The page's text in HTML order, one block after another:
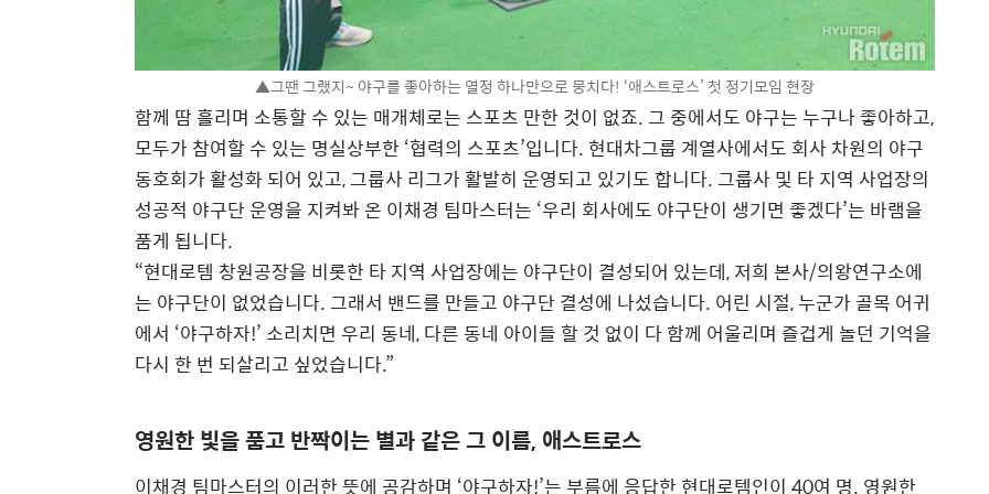
▲그땐 그랬지~ 야구를 좋아하는 열정 하나만으로 뭉치다! ‘애스트로스’ 첫 정기모임 현장
함께 땀 흘리며 소통할 수 있는 매개체로는 스포츠 만한 것이 없죠. 그 중에서도 야구는 누구나 좋아하고,
모두가 참여할 수 있는 명실상부한 ‘협력의 스포츠’입니다. 현대차그룹 계열사에서도 회사 차원의 야구
동호회가 활성화 되어 있고, 그룹사 리그가 활발히 운영되고 있기도 합니다. 그룹사 및 타 지역 사업장의
성공적 야구단 운영을 지켜봐 온 이채경 팀마스터는 ‘우리 회사에도 야구단이 생기면 좋겠다’는 바램을
품게 됩니다.
“현대로템 창원공장을 비롯한 타 지역 사업장에는 야구단이 결성되어 있는데, 저희 본사/의왕연구소에
는 야구단이 없었습니다. 그래서 밴드를 만들고 야구단 결성에 나섰습니다. 어린 시절, 누군가 골목 어귀
에서 ‘야구하자!’ 소리치면 우리 동네, 다른 동네 아이들 할 것 없이 다 함께 어울리며 즐겁게 놀던 기억을
다시 한 번 되살리고 싶었습니다.”
영원한 빛을 품고 반짝이는 별과 같은 그 이름, 애스트로스
이채경 팀마스터의 이러한 뜻에 공감하며 ‘야구하자!’는 부름에 응답한 현대로템인이 40여 명. 영원한